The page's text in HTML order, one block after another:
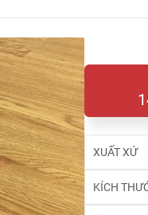
XUẤT XỨ
KÍCH